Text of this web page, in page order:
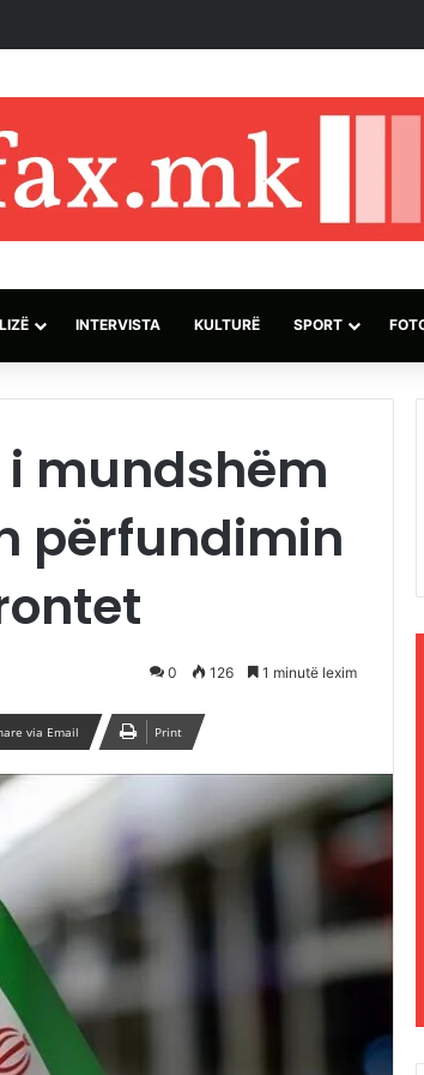
mbi 70 mijë pilula ekstazi në Indonezi
INTERVISTA KULTURË SPORT
mundshëm
përfundimin
0 126 1 minutë lexim
via Email Print